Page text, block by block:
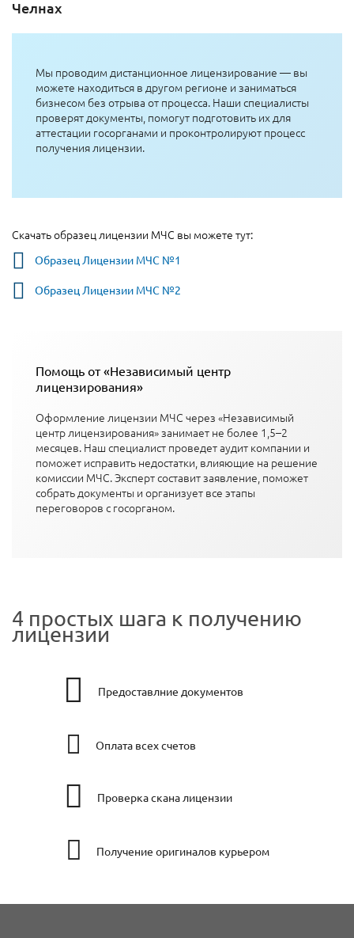
Челнах
Мы проводим дистанционное лицензирование — вы
можете находиться в другом регионе и заниматься
бизнесом без отрыва от процесса. Наши специалисты
проверят документы, помогут подготовить их для
аттестации госорганами и проконтролируют процесс
получения лицензии.
Скачать образец лицензии МЧС вы можете тут:
Образец Лицензии МЧС №1
Образец Лицензии МЧС №2
Помощь от «Независимый центр
лицензирования»
Оформление лицензии МЧС через «Независимый
центр лицензирования» занимает не более 1,5–2
месяцев. Наш специалист проведет аудит компании и
поможет исправить недостатки, влияющие на решение
комиссии МЧС. Эксперт составит заявление, поможет
собрать документы и организует все этапы
переговоров с госорганом.
4 простых шага к получению
лицензии
Предоставлние документов
Оплата всех счетов
Проверка скана лицензии
Получение оригиналов курьером